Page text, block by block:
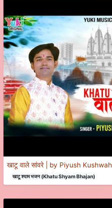
खाटू वाले सांवरे | by Piyush Kushwah
खाटू श्याम भजन (Khatu Shyam Bhajan)